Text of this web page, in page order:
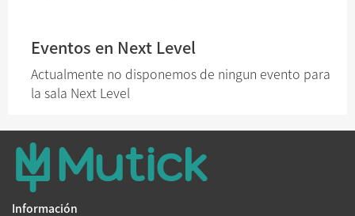
Eventos en Next Level
Actualmente no disponemos de ningun evento para
la sala Next Level
Información